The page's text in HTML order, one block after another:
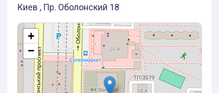
Киев , Пр. Оболонский 18
+
−